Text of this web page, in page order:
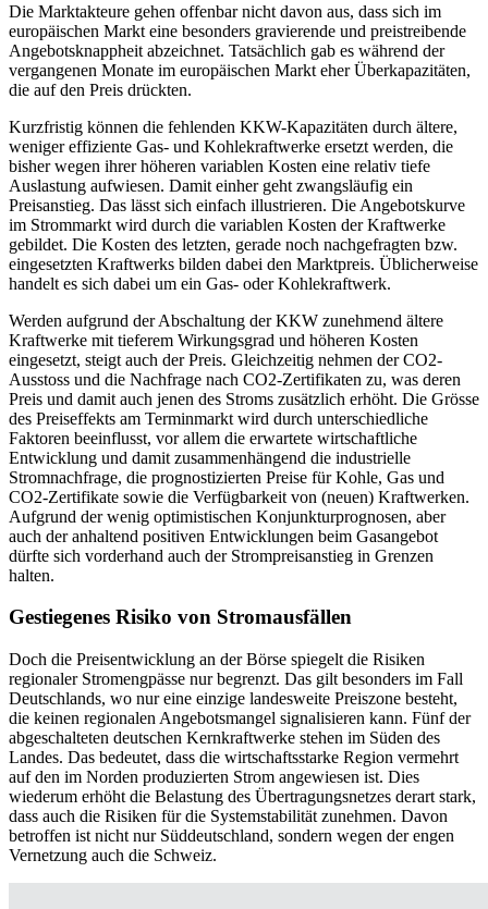
Die Marktakteure gehen offenbar nicht davon aus, dass sich im
europäischen Markt eine besonders gravierende und preistreibende
Angebotsknappheit abzeichnet. Tatsächlich gab es während der
vergangenen Monate im europäischen Markt eher Überkapazitäten,
die auf den Preis drückten.
Kurzfristig können die fehlenden KKW-Kapazitäten durch ältere,
weniger effiziente Gas- und Kohlekraftwerke ersetzt werden, die
bisher wegen ihrer höheren variablen Kosten eine relativ tiefe
Auslastung aufwiesen. Damit einher geht zwangsläufig ein
Preisanstieg. Das lässt sich einfach illustrieren. Die Angebotskurve
im Strommarkt wird durch die variablen Kosten der Kraftwerke
gebildet. Die Kosten des letzten, gerade noch nachgefragten bzw.
eingesetzten Kraftwerks bilden dabei den Marktpreis. Üblicherweise
handelt es sich dabei um ein Gas- oder Kohlekraftwerk.
Werden aufgrund der Abschaltung der KKW zunehmend ältere
Kraftwerke mit tieferem Wirkungsgrad und höheren Kosten
eingesetzt, steigt auch der Preis. Gleichzeitig nehmen der CO2-
Ausstoss und die Nachfrage nach CO2-Zertifikaten zu, was deren
Preis und damit auch jenen des Stroms zusätzlich erhöht. Die Grösse
des Preiseffekts am Terminmarkt wird durch unterschiedliche
Faktoren beeinflusst, vor allem die erwartete wirtschaftliche
Entwicklung und damit zusammenhängend die industrielle
Stromnachfrage, die prognostizierten Preise für Kohle, Gas und
CO2-Zertifikate sowie die Verfügbarkeit von (neuen) Kraftwerken.
Aufgrund der wenig optimistischen Konjunkturprognosen, aber
auch der anhaltend positiven Entwicklungen beim Gasangebot
dürfte sich vorderhand auch der Strompreisanstieg in Grenzen
halten.
Gestiegenes Risiko von Stromausfällen
Doch die Preisentwicklung an der Börse spiegelt die Risiken
regionaler Stromengpässe nur begrenzt. Das gilt besonders im Fall
Deutschlands, wo nur eine einzige landesweite Preiszone besteht,
die keinen regionalen Angebotsmangel signalisieren kann. Fünf der
abgeschalteten deutschen Kernkraftwerke stehen im Süden des
Landes. Das bedeutet, dass die wirtschaftsstarke Region vermehrt
auf den im Norden produzierten Strom angewiesen ist. Dies
wiederum erhöht die Belastung des Übertragungsnetzes derart stark,
dass auch die Risiken für die Systemstabilität zunehmen. Davon
betroffen ist nicht nur Süddeutschland, sondern wegen der engen
Vernetzung auch die Schweiz.